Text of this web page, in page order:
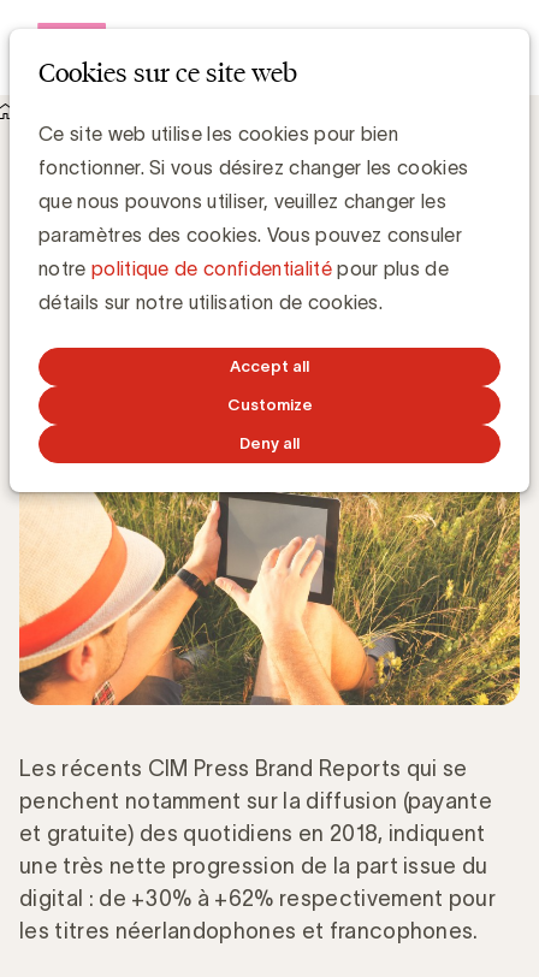
Cookies sur ce site web
Ce site web utilise les cookies pour bien
fonctionner. Si vous désirez changer les cookies
que nous pouvons utiliser, veuillez changer les
paramètres des cookies. Vous pouvez consuler
notre politique de confidentialitépour plus de
détails sur notre utilisation de cookies.
Accept all
Customize
Deny all
Le digital représente plus de 15% de la diffusion des
quotidiens
Le digital représente plus de 15% de la
diffusion des quotidiens
Media Marketing
20 MAI 2019
Les récents CIM Press Brand Reports qui se
penchent notamment sur la diffusion (payante
et gratuite) des quotidiens en 2018, indiquent
une très nette progression de la part issue du
digital : de +30% à +62% respectivement pour
les titres néerlandophones et francophones.